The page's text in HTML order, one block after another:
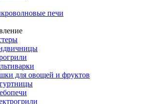
печи
для овощей и фруктов